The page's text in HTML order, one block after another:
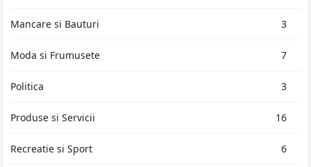
Mancare si Bauturi 3
Moda si Frumusete 7
Politica 3
Produse si Servicii 16
Recreatie si Sport 6